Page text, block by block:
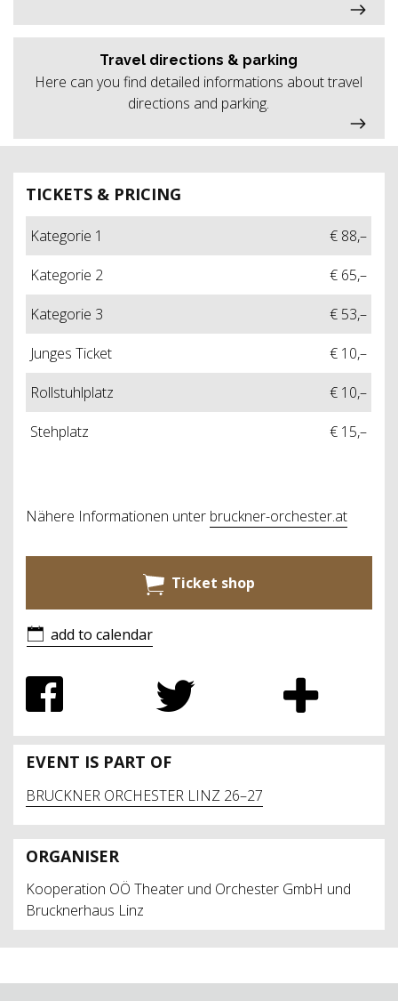
TICKETS & PRICING
Kategorie 1
€ 88,–
Kategorie 2
€ 65,–
Kategorie 3
€ 53,–
Junges Ticket
€ 10,–
Rollstuhlplatz
€ 10,–
Stehplatz
€ 15,–
Nähere Informationen unter bruckner-orchester.at
Ticket shop
add to calendar
EVENT IS PART OF
BRUCKNER ORCHESTER LINZ 26–27
ORGANISER
Kooperation OÖ Theater und Orchester GmbH und
Brucknerhaus Linz
Travel directions & parking
Here can you find detailed informations about travel
directions and parking.